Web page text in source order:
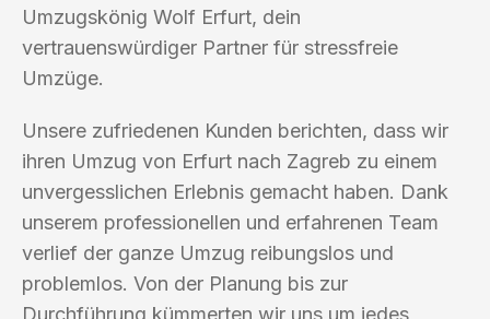
Umzugskönig Wolf Erfurt, dein
vertrauenswürdiger Partner für stressfreie
Umzüge.
Unsere zufriedenen Kunden berichten, dass wir
ihren Umzug von Erfurt nach Zagreb zu einem
unvergesslichen Erlebnis gemacht haben. Dank
unserem professionellen und erfahrenen Team
verlief der ganze Umzug reibungslos und
problemlos. Von der Planung bis zur
Durchführung kümmerten wir uns um jedes